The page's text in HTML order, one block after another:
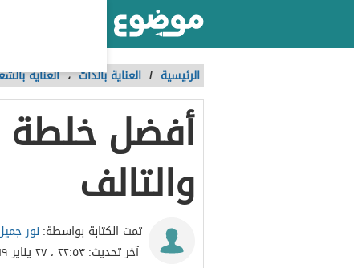
الرئيسية / العناية بالذات،العناية
أفضل خلطة
والتالف
تمت الكتابة بواسطة: نور
آخر تحديث:٢٢:٥٣ ، ٢٧ يناير ٢٠١٩